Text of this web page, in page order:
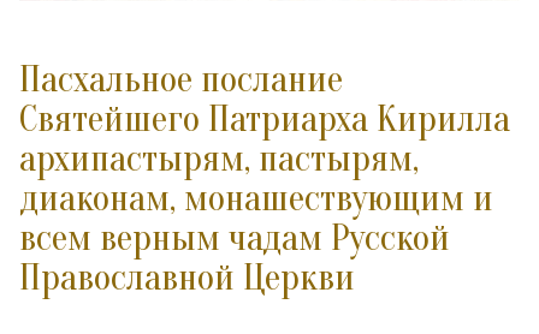
Пасхальное послание
Святейшего Патриарха Кирилла
архипастырям, пастырям,
диаконам, монашествующим и
всем верным чадам Русской
Православной Церкви